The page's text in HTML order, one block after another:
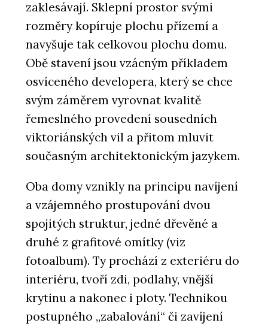
zaklesávají. Sklepní prostor svými
rozměry kopíruje plochu přízemí a
navyšuje tak celkovou plochu domu.
Obě stavení jsou vzácným příkladem
osvíceného developera, který se chce
svým záměrem vyrovnat kvalitě
řemeslného provedení sousedních
viktoriánských vil a přitom mluvit
současným architektonickým jazykem.
Oba domy vznikly na principu navíjení
a vzájemného prostupování dvou
spojitých struktur, jedné dřevěné a
druhé z grafitové omítky (viz
fotoalbum). Ty prochází z exteriéru do
interiéru, tvoří zdi, podlahy, vnější
krytinu a nakonec i ploty. Technikou
postupného „zabalování“ či zavíjení